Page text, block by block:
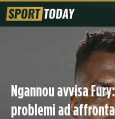
Ngannou avvisa
problemi ad